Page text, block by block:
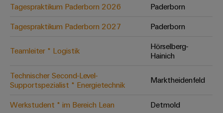
schnell
Tagespraktikum Paderborn 2026
Paderborn
Tagespraktikum Paderborn 2027
Paderborn
Teamleiter * Logistik
Hörselberg-
Hainich
Technischer Second-Level-
Supportspezialist * Energietechnik
Marktheidenfeld
Werkstudent * im Bereich Lean
Detmold